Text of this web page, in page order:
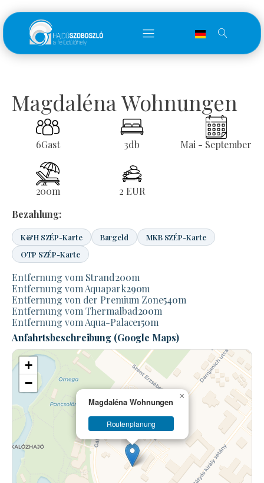
Magdaléna Wohnungen
6Gast 3db Mai - September
200m
2 EUR
Bezahlung:
K&H SZÉP-Karte Bargeld
MKB SZÉP-Karte
OTP SZÉP-Karte
Entfernung vom Strand200m
Entfernung vom Aquapark290m
Entfernung von der Premium Zone540m
Entfernung vom Thermalbad200m
Entfernung vom Aqua-Palace150m
Anfahrtsbeschreibung (Google Maps)
Magdaléna Wohnungen
Routenplanung
×
+
−